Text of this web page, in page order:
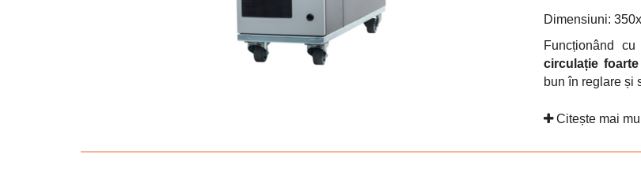
Dimensiuni:
Funcționând
circulație
bun în reglare și
Citește mai